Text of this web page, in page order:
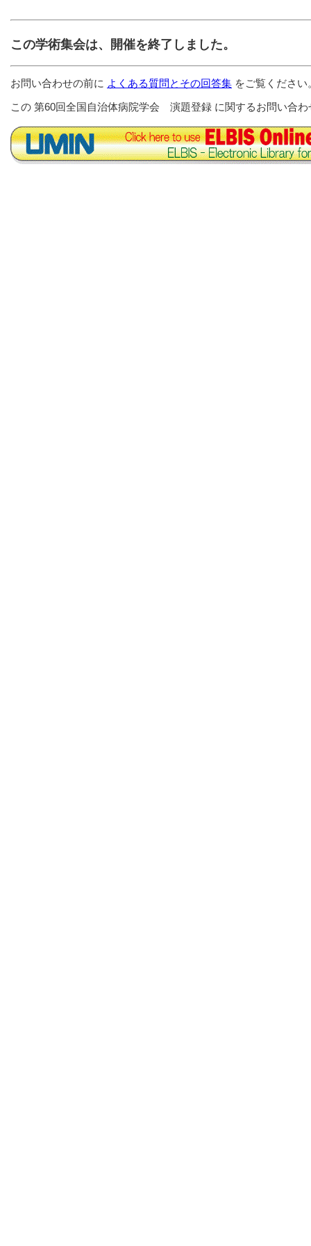
この学術集会は、開催を終了しました。
お問い合わせの前に よくある質問とその回答集 をご覧ください
この 第60回全国自治体病院学会 演題登録 に関するお問い合